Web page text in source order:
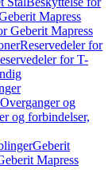
Mapress
Geberit Mapress
Reservedeler for
for T-
Overganger og
og forbindelser,
Geberit
Mapress